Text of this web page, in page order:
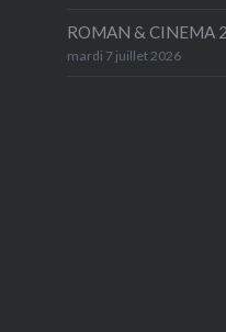
ROMAN & CINEMA
mardi 7 juillet 2026